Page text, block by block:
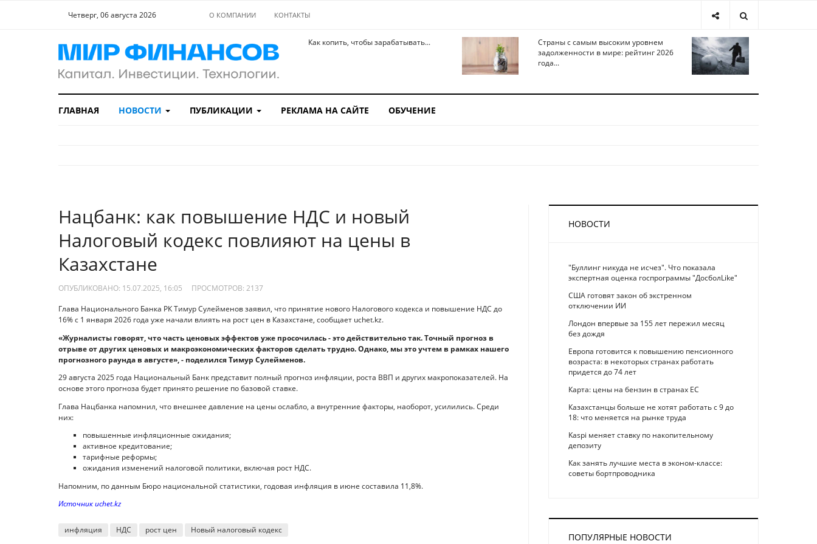
Четверг, 06 августа 2026 О КОМПАНИИ КОНТАКТЫ
Как копить, чтобы зарабатывать...
Страны с самым высоким уровнем
задолженности в мире: рейтинг 2026
года...
ГЛАВНАЯ НОВОСТИ ПУБЛИКАЦИИ РЕКЛАМА НА САЙТЕ ОБУЧЕНИЕ
Нацбанк: как повышение НДС и новый
Налоговый кодекс повлияют на цены в
Казахстане
ОПУБЛИКОВАНО: 15.07.2025, 16:05 ПРОСМОТРОВ: 2137
Глава Национального Банка РК Тимур Сулейменов заявил, что принятие нового Налогового кодекса и повышение НДС до
16% с 1 января 2026 года уже начали влиять на рост цен в Казахстане, сообщает uchet.kz.
«Журналисты говорят, что часть ценовых эффектов уже просочилась - это действительно так. Точный прогноз в
отрыве от других ценовых и макроэкономических факторов сделать трудно. Однако, мы это учтем в рамках нашего
прогнозного раунда в августе», - поделился Тимур Сулейменов.
29 августа 2025 года Национальный Банк представит полный прогноз инфляции, роста ВВП и других макропоказателей. На
основе этого прогноза будет принято решение по базовой ставке.
Глава Нацбанка напомнил, что внешнее давление на цены ослабло, а внутренние факторы, наоборот, усилились. Среди
них:
повышенные инфляционные ожидания;
активное кредитование;
тарифные реформы;
ожидания изменений налоговой политики, включая рост НДС.
Напомним, по данным Бюро национальной статистики, годовая инфляция в июне составила 11,8%.
Источник uchet.kz
инфляция НДС рост цен Новый налоговый кодекс
НОВОСТИ
"Буллинг никуда не исчез". Что показала
экспертная оценка госпрограммы "ДосболLike"
США готовят закон об экстренном
отключении ИИ
Лондон впервые за 155 лет пережил месяц
без дождя
Европа готовится к повышению пенсионного
возраста: в некоторых странах работать
придется до 74 лет
Карта: цены на бензин в странах ЕС
Казахстанцы больше не хотят работать с 9 до
18: что меняется на рынке труда
Kaspi меняет ставку по накопительному
депозиту
Как занять лучшие места в эконом-классе:
советы бортпроводника
ПОПУЛЯРНЫЕ НОВОСТИ